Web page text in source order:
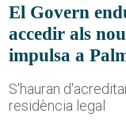
El Govern
accedir als
impulsa a
S'hauran
residència legal